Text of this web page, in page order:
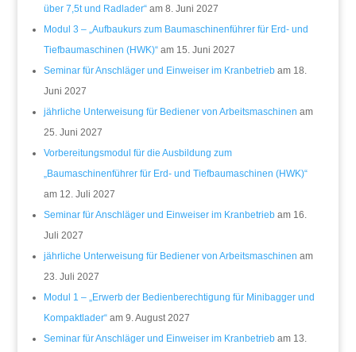
über 7,5t und Radlader“am 8. Juni 2027
Modul 3 – „Aufbaukurs zum Baumaschinenführer für Erd- und
Tiefbaumaschinen (HWK)“am 15. Juni 2027
Seminar für Anschläger und Einweiser im Kranbetriebam 18.
Juni 2027
jährliche Unterweisung für Bediener von Arbeitsmaschinen am
25. Juni 2027
Vorbereitungsmodul für die Ausbildung zum
„Baumaschinenführer für Erd- und Tiefbaumaschinen (HWK)“
am 12. Juli 2027
Seminar für Anschläger und Einweiser im Kranbetriebam 16.
Juli 2027
jährliche Unterweisung für Bediener von Arbeitsmaschinen am
23. Juli 2027
Modul 1 – „Erwerb der Bedienberechtigung für Minibagger und
Kompaktlader“am 9. August 2027
Seminar für Anschläger und Einweiser im Kranbetriebam 13.